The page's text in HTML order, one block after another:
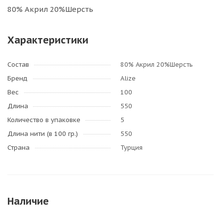
80% Акрил 20%Шерсть
Характеристики
Состав
80% Акрил 20%Шерсть
Бренд
Alize
Вес
100
Длина
550
Количество в упаковке
5
Длина нити (в 100 гр.)
550
Страна
Турция
Наличие